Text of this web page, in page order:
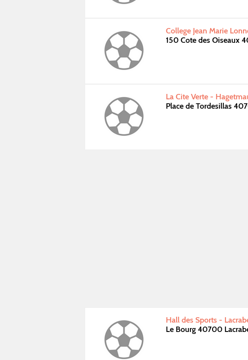
College Jean Marie
150 Cote des Oiseaux
La Cite Verte -
Place de Tordesillas
Hall des Sports -
Le Bourg 40700